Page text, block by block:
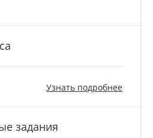
Узнать подробнее
задания